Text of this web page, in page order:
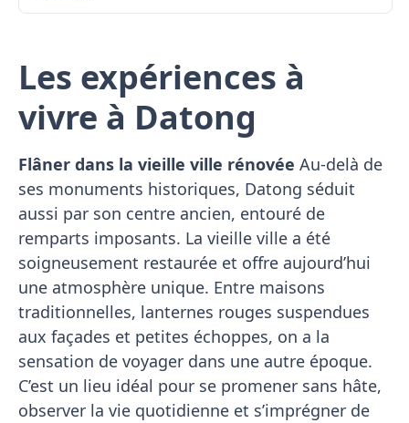
Les expériences à
vivre à Datong
Flâner dans la vieille ville rénovée Au-delà de
ses monuments historiques, Datong séduit
aussi par son centre ancien, entouré de
remparts imposants. La vieille ville a été
soigneusement restaurée et offre aujourd’hui
une atmosphère unique. Entre maisons
traditionnelles, lanternes rouges suspendues
aux façades et petites échoppes, on a la
sensation de voyager dans une autre époque.
C’est un lieu idéal pour se promener sans hâte,
observer la vie quotidienne et s’imprégner de